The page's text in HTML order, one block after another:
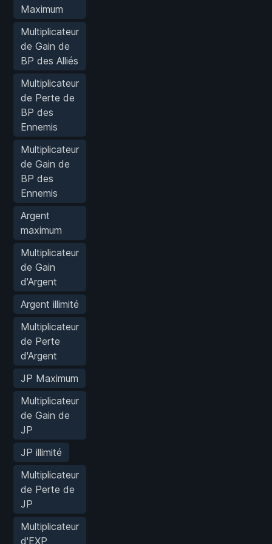
Maximum
Multiplicateur
de Gain de
BP des Alliés
Multiplicateur
de Perte de
BP des
Ennemis
Multiplicateur
de Gain de
BP des
Ennemis
Argent
maximum
Multiplicateur
de Gain
d'Argent
Argent illimité
Multiplicateur
de Perte
d'Argent
JP Maximum
Multiplicateur
de Gain de
JP
JP illimité
Multiplicateur
de Perte de
JP
Multiplicateur
d'EXP